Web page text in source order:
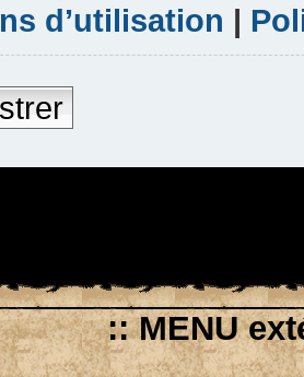
d’utilisation |
:: MENU